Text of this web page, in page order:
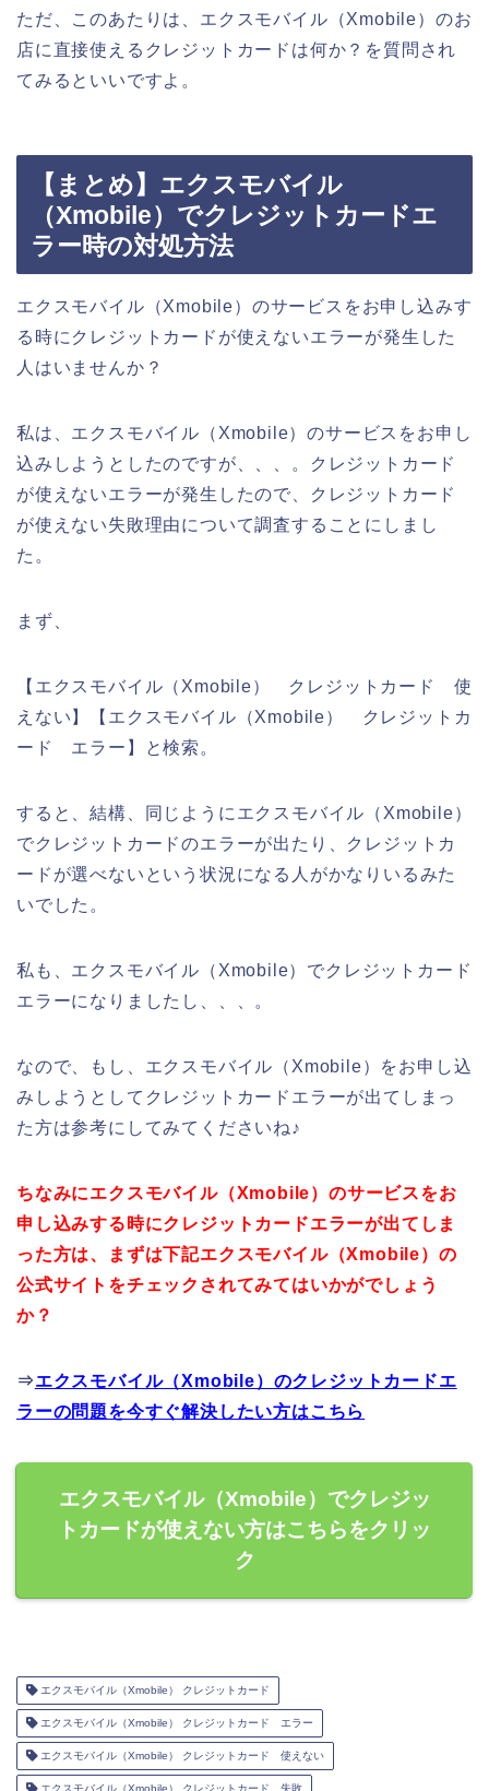
ただ、このあたりは、エクスモバイル（Xmobile）のお
店に直接使えるクレジットカードは何か？を質問され
てみるといいですよ。
【まとめ】エクスモバイル
（Xmobile）でクレジットカードエ
ラー時の対処方法
エクスモバイル（Xmobile）のサービスをお申し込みす
る時にクレジットカードが使えないエラーが発生した
人はいませんか？
私は、エクスモバイル（Xmobile）のサービスをお申し
込みしようとしたのですが、、、。クレジットカード
が使えないエラーが発生したので、クレジットカード
が使えない失敗理由について調査することにしまし
た。
まず、
【エクスモバイル（Xmobile） クレジットカード 使
えない】【エクスモバイル（Xmobile） クレジットカ
ード エラー】と検索。
すると、結構、同じようにエクスモバイル（Xmobile）
でクレジットカードのエラーが出たり、クレジットカ
ードが選べないという状況になる人がかなりいるみた
いでした。
私も、エクスモバイル（Xmobile）でクレジットカード
エラーになりましたし、、、。
なので、もし、エクスモバイル（Xmobile）をお申し込
みしようとしてクレジットカードエラーが出てしまっ
た方は参考にしてみてくださいね♪
ちなみにエクスモバイル（Xmobile）のサービスをお
申し込みする時にクレジットカードエラーが出てしま
った方は、まずは下記エクスモバイル（Xmobile）の
公式サイトをチェックされてみてはいかがでしょう
か？
⇒エクスモバイル（Xmobile）のクレジットカードエ
ラーの問題を今すぐ解決したい方はこちら
エクスモバイル（Xmobile）でクレジッ
トカードが使えない方はこちらをクリッ
ク
エクスモバイル（Xmobile） クレジットカード
エクスモバイル（Xmobile） クレジットカード エラー
エクスモバイル（Xmobile） クレジットカード 使えない
エクスモバイル（Xmobile） クレジットカード 失敗